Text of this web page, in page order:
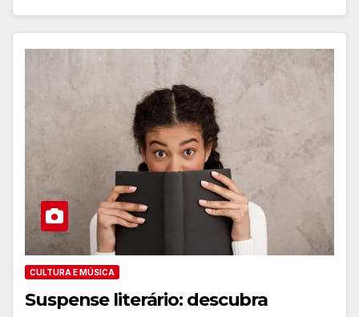
CULTURA E MÚSICA
Suspense literário: descubra